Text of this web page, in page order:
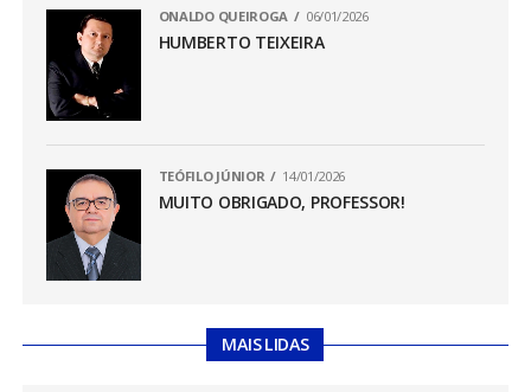
ONALDO QUEIROGA 06/01/2026
HUMBERTO TEIXEIRA
TEÓFILO JÚNIOR 14/01/2026
MUITO OBRIGADO, PROFESSOR!
MAIS LIDAS